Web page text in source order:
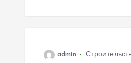
admin